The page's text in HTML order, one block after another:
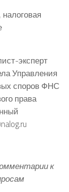
эксперт
Управления
споров ФНС
права
к